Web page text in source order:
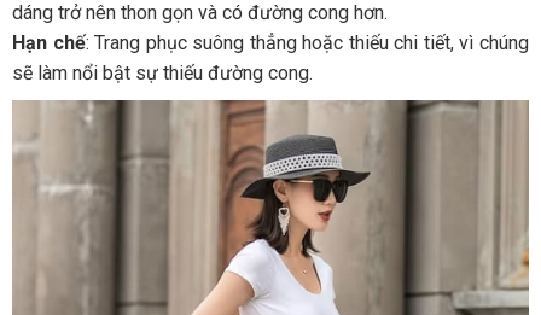
dáng trở nên thon gọn và có đường cong hơn.
Hạn chế: Trang phục suông thẳng hoặc thiếu chi tiết, vì chúng
sẽ làm nổi bật sự thiếu đường cong.